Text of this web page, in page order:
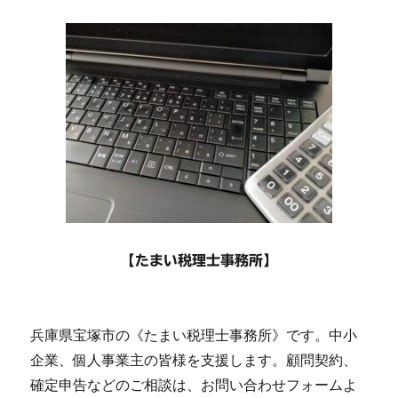
【たまい税理士事務所】
兵庫県宝塚市の《たまい税理士事務所》です。中小
企業、個人事業主の皆様を支援します。顧問契約、
確定申告などのご相談は、お問い合わせフォームよ